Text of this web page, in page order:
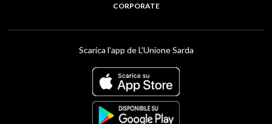
CORPORATE
Scarica l'app de L'Unione Sarda